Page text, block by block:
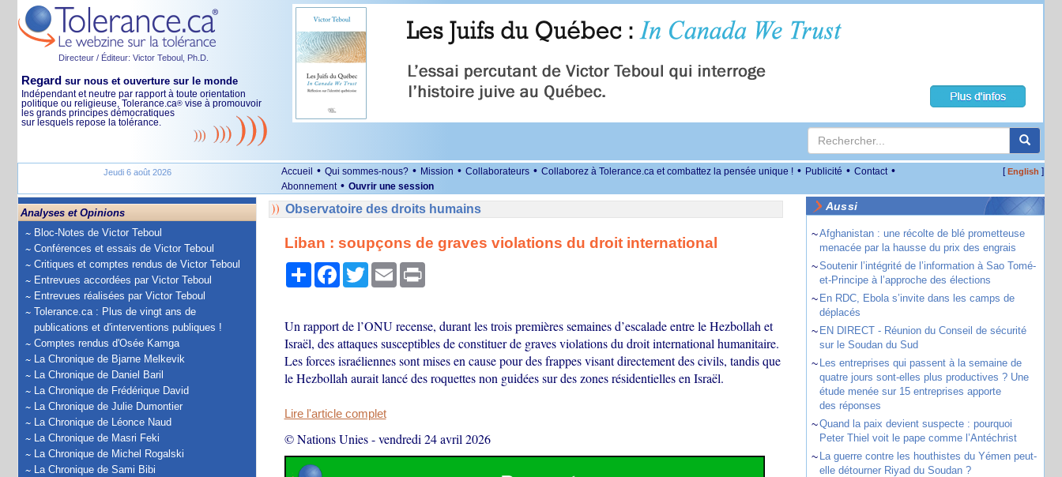
Directeur / Éditeur: Victor Teboul, Ph.D.
Regard sur nous et ouverture sur le monde
Indépendant et neutre par rapport à toute orientation
politique ou religieuse, Tolerance.ca® vise à promouvoir
les grands principes démocratiques
sur lesquels repose la tolérance.
Jeudi 6 août 2026 Accueil • Qui sommes-nous? • Mission • Collaborateurs • Collaborez à Tolerance.ca et combattez la pensée unique ! • Publicité • Contact •
Abonnement • Ouvrir une session
[English ]
Analyses et Opinions
Bloc-Notes de Victor Teboul
Conférences et essais de Victor Teboul
Critiques et comptes rendus de Victor Teboul
Entrevues accordées par Victor Teboul
Entrevues réalisées par Victor Teboul
Tolerance.ca : Plus de vingt ans de
publications et d'interventions publiques !
Comptes rendus d'Osée Kamga
La Chronique de Bjarne Melkevik
La Chronique de Daniel Baril
La Chronique de Frédérique David
La Chronique de Julie Dumontier
La Chronique de Léonce Naud
La Chronique de Masri Feki
La Chronique de Michel Rogalski
La Chronique de Sami Bibi
Observatoire des droits humains
Liban : soupçons de graves violations du droit international
PartagerFacebook
TwitterEmail Print
Un rapport de l’ONU recense, durant les trois premières semaines d’escalade entre le Hezbollah et
Israël, des attaques susceptibles de constituer de graves violations du droit international humanitaire.
Les forces israéliennes sont mises en cause pour des frappes visant directement des civils, tandis que
le Hezbollah aurait lancé des roquettes non guidées sur des zones résidentielles en Israël.
Lire l'article complet
© Nations Unies-vendredi 24 avril 2026
Aussi
~Afghanistan : une récolte de blé prometteuse
menacée par la hausse du prix des engrais
~Soutenir l’intégrité de l’information à Sao Tomé-
et-Principe à l’approche des élections
~ En RDC, Ebola s’invite dans les camps de
déplacés
~ EN DIRECT - Réunion du Conseil de sécurité
sur le Soudan du Sud
~ Les entreprises qui passent à la semaine de
quatre jours sont-elles plus productives ? Une
étude menée sur 15 entreprises apporte
des réponses
~Quand la paix devient suspecte : pourquoi
Peter Thiel voit le pape comme l’Antéchrist
~ La guerre contre les houthistes du Yémen peut-
elle détourner Riyad du Soudan ?